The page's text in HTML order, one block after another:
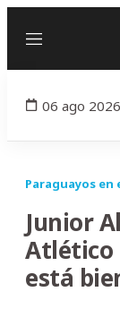
Menú
06 ago 2026
Paraguayos en
Junior
Atlético
está